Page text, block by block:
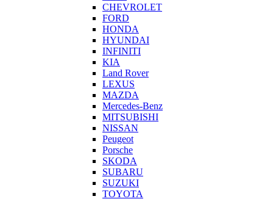
CHEVROLET
FORD
HONDA
HYUNDAI
INFINITI
KIA
Land Rover
LEXUS
MAZDA
Mercedes-Benz
MITSUBISHI
NISSAN
Peugeot
Porsche
SKODA
SUBARU
SUZUKI
TOYOTA